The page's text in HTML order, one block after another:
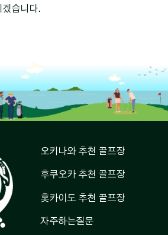
겠습니다.
오키나와 추천 골프장
후쿠오카 추천 골프장
홋카이도 추천 골프장
자주하는질문